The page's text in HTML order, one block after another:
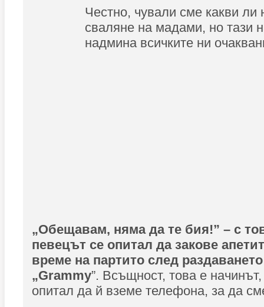
Честно, чували сме какви ли
сваляне на мадами, но тази
надмина всичките ни
„Обещавам, няма да те бия!” – с
певецът се опитал да закове
време на партито след
„Grammy”. Всъщност, това е
опитал да й вземе телефона, за да